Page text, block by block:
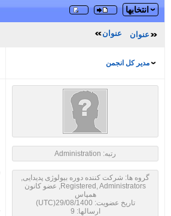
انتخابها
عنوان عنوان
مدیر کل انجمن
رتبه: Administration
گروه ها: شرکت کننده دوره بیولوژی پدیدایی,
Registered, Administrators, عضو کانون
همپاس
تاریخ عضویت: 29/08/1400(UTC)
ارسالها: 9